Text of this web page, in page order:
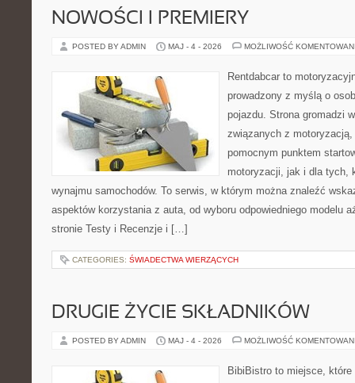
NOWOŚCI I PREMIERY
POSTED BY ADMIN MAJ - 4 - 2026 MOŻLIWOŚĆ
Rentdabcar to
prowadzony z myślą o
pojazdu. Strona gromadzi
związanych z
pomocnym punktem
motoryzacji, jak i dla tych,
wynajmu samochodów. To serwis, w którym można znaleźć
aspektów korzystania z auta, od wyboru odpowiedniego modelu
stronie Testy i Recenzje i […]
CATEGORIES: ŚWIADECTWA WIERZĄCYCH
DRUGIE ŻYCIE SKŁADNIKÓW
POSTED BY ADMIN MAJ - 4 - 2026 MOŻLIWOŚĆ
BibiBistro to miejsce,